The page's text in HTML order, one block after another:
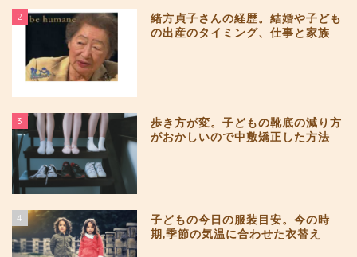
2
緒方貞子さんの経歴。結婚や子ども
の出産のタイミング、仕事と家族
3
歩き方が変。子どもの靴底の減り方
がおかしいので中敷矯正した方法
4
子どもの今日の服装目安。今の時
期,季節の気温に合わせた衣替え